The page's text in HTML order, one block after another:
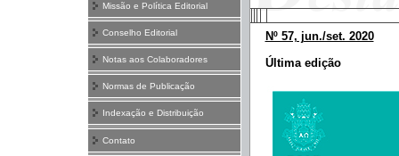
Missão e Política Editorial
Conselho Editorial
Notas aos Colaboradores
Normas de Publicação
Indexação e Distribuição
Contato
Nº 57, jun./set. 2020
Última edição